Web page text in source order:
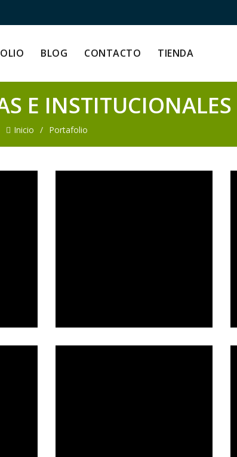
BLOG CONTACTO TIENDA
E INSTITUCIONALES
Inicio Portafolio